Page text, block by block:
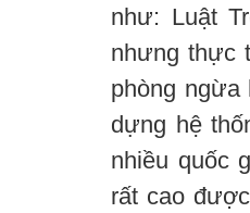
như: Luật
nhưng thực
phòng ngừa
dựng hệ
nhiều quốc
rất cao